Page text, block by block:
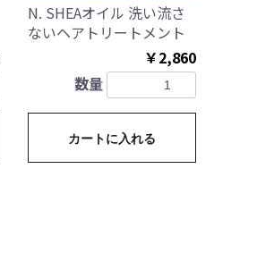
N. SHEAオイル 洗い流さ
ないヘアトリートメント
￥2,860
数量
カートに入れる